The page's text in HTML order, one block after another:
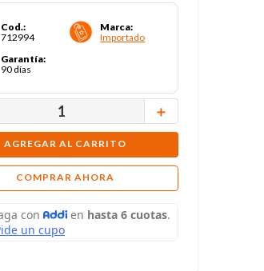
Cod.:
712994
Marca:
Importado
Garantía:
90 días
＋
AGREGAR AL CARRITO
COMPRAR AHORA